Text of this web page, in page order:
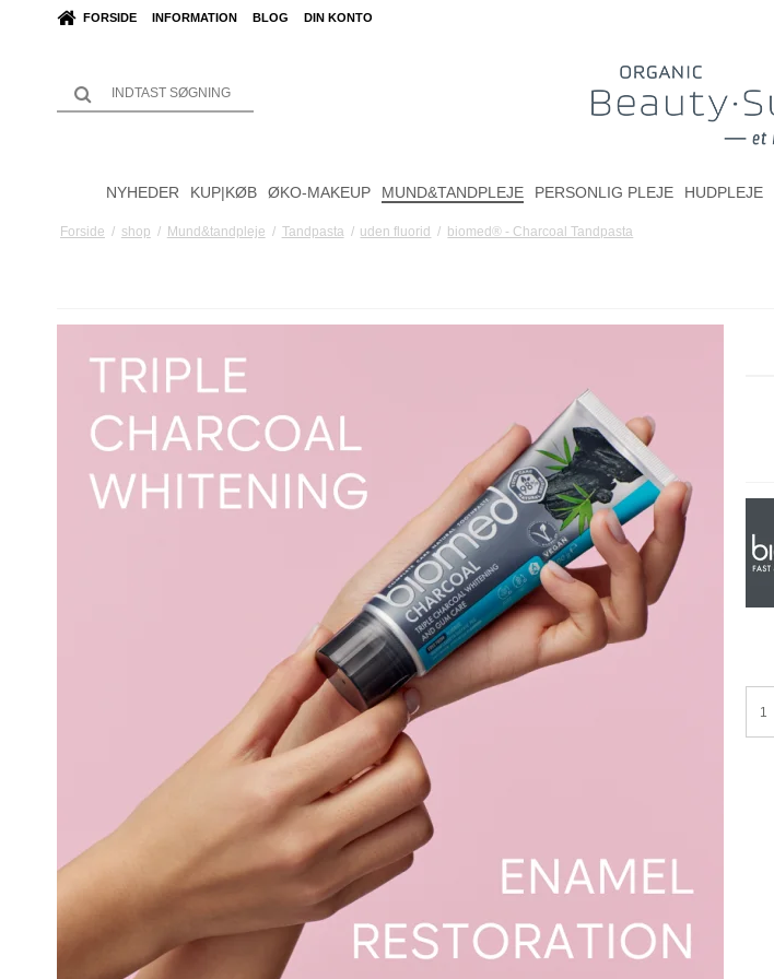
FORSIDE INFORMATION BLOG DIN KONTO
NYHEDER KUP|KØB ØKO-MAKEUP MUND&TANDPLEJE PERSONLIG PLEJE HUDPLEJE
Forside / shop / Mund&tandpleje / Tandpasta / uden fluorid / biomed® - Charcoal Tandpasta